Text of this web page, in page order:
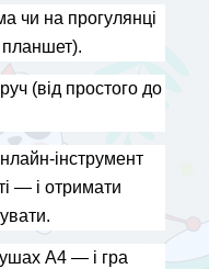
чи на прогулянці
(від простого до
інструмент
— і отримати
А4 — і гра